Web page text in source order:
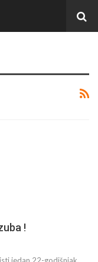
!